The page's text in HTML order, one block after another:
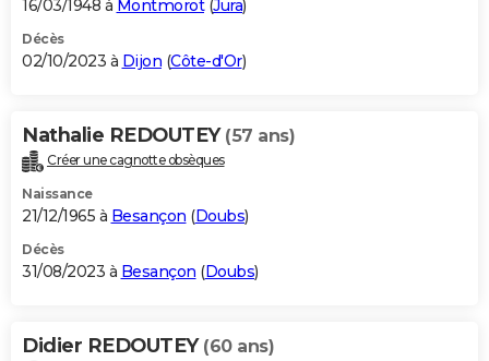
16/03/1948 à Montmorot(Jura)
Décès
02/10/2023 à Dijon (Côte-d'Or)
Nathalie REDOUTEY (57 ans)
Créer une cagnotte obsèques
Naissance
21/12/1965 à Besançon (Doubs)
Décès
31/08/2023 à Besançon (Doubs)
Didier REDOUTEY (60 ans)